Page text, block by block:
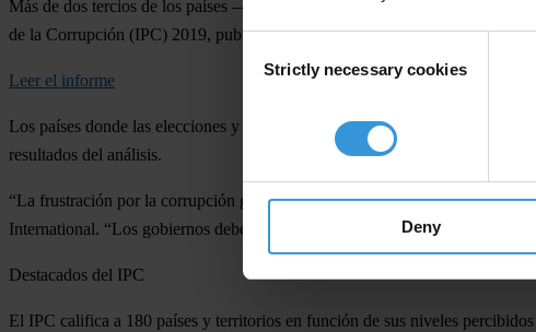
Selection
Strictly necessary cookies
Deny
Más de dos tercios de los países —incluidas las economías más avanzadas
de la Corrupción (IPC) 2019, publicado hoy por Transparency International.
Leer el informe
Los países donde las elecciones y la financiación de los partidos políticos
resultados del análisis.
“La frustración por la corrupción gubernamental y la falta de confianza en
International. “Los gobiernos deben afrontar urgentemente el rol corruptor
Destacados del IPC
El IPC califica a 180 países y territorios en función de sus niveles